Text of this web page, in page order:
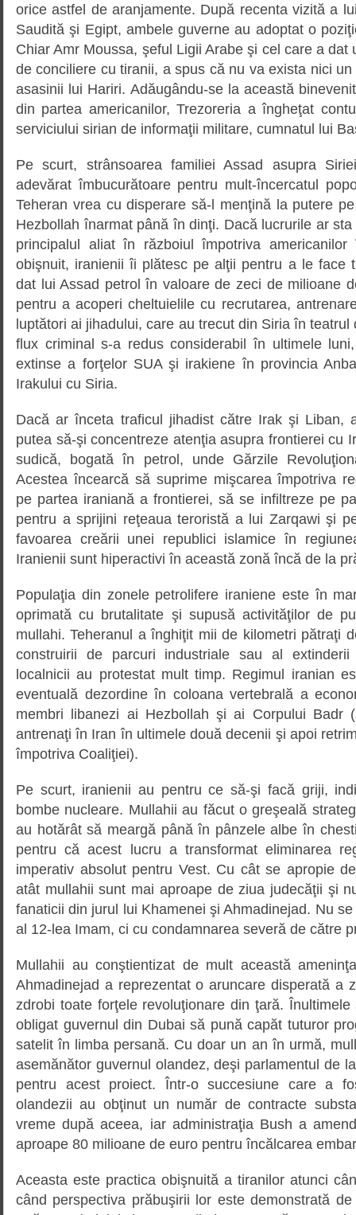
orice astfel de aranjamente. După recenta vizită a
Saudită şi Egipt, ambele guverne au adoptat o
Chiar Amr Moussa, şeful Ligii Arabe şi cel care a dat
de conciliere cu tiranii, a spus că nu va exista nici
asasinii lui Hariri. Adăugându-se la această
din partea americanilor, Trezoreria a îngheţat
serviciului sirian de informaţii militare, cumnatul lui
Pe scurt, strânsoarea familiei Assad asupra
adevărat îmbucurătoare pentru mult-încercatul
Teheran vrea cu disperare să-l menţină la putere
Hezbollah înarmat până în dinţi. Dacă lucrurile ar
principalul aliat în războiul împotriva
obişnuit, iranienii îi plătesc pe alţii pentru a le face
dat lui Assad petrol în valoare de zeci de milioane
pentru a acoperi cheltuielile cu recrutarea,
luptători ai jihadului, care au trecut din Siria în teatrul
flux criminal s-a redus considerabil în ultimele
extinse a forţelor SUA şi irakiene în provincia
Irakului cu Siria.
Dacă ar înceta traficul jihadist către Irak şi Liban,
putea să-şi concentreze atenţia asupra frontierei cu
sudică, bogată în petrol, unde Gărzile
Acestea încearcă să suprime mişcarea împotriva
pe partea iraniană a frontierei, să se infiltreze pe
pentru a sprijini reţeaua teroristă a lui Zarqawi şi
favoarea creării unei republici islamice în
Iranienii sunt hiperactivi în această zonă încă de la
Populaţia din zonele petrolifere iraniene este în
oprimată cu brutalitate şi supusă activităţilor de
mullahi. Teheranul a înghiţit mii de kilometri pătraţi
construirii de parcuri industriale sau al
localnicii au protestat mult timp. Regimul iranian
eventuală dezordine în coloana vertebrală a
membri libanezi ai Hezbollah şi ai Corpului Badr
antrenaţi în Iran în ultimele două decenii şi apoi
împotriva Coaliţiei).
Pe scurt, iranienii au pentru ce să-şi facă griji,
bombe nucleare. Mullahii au făcut o greşeală
au hotărât să meargă până în pânzele albe în
pentru că acest lucru a transformat eliminarea
imperativ absolut pentru Vest. Cu cât se apropie
atât mullahii sunt mai aproape de ziua judecăţii şi
fanaticii din jurul lui Khamenei şi Ahmadinejad. Nu
al 12-lea Imam, ci cu condamnarea severă de către
Mullahii au conştientizat de mult această
Ahmadinejad a reprezentat o aruncare disperată a
zdrobi toate forţele revoluţionare din ţară. Înultimele
obligat guvernul din Dubai să pună capăt tuturor
satelit în limba persană. Cu doar un an în urmă,
asemănător guvernul olandez, deşi parlamentul de
pentru acest proiect. Într-o succesiune care a
olandezii au obţinut un număr de contracte
vreme după aceea, iar administraţia Bush a
aproape 80 milioane de euro pentru încălcarea
Aceasta este practica obişnuită a tiranilor atunci
când perspectiva prăbuşirii lor este demonstrată